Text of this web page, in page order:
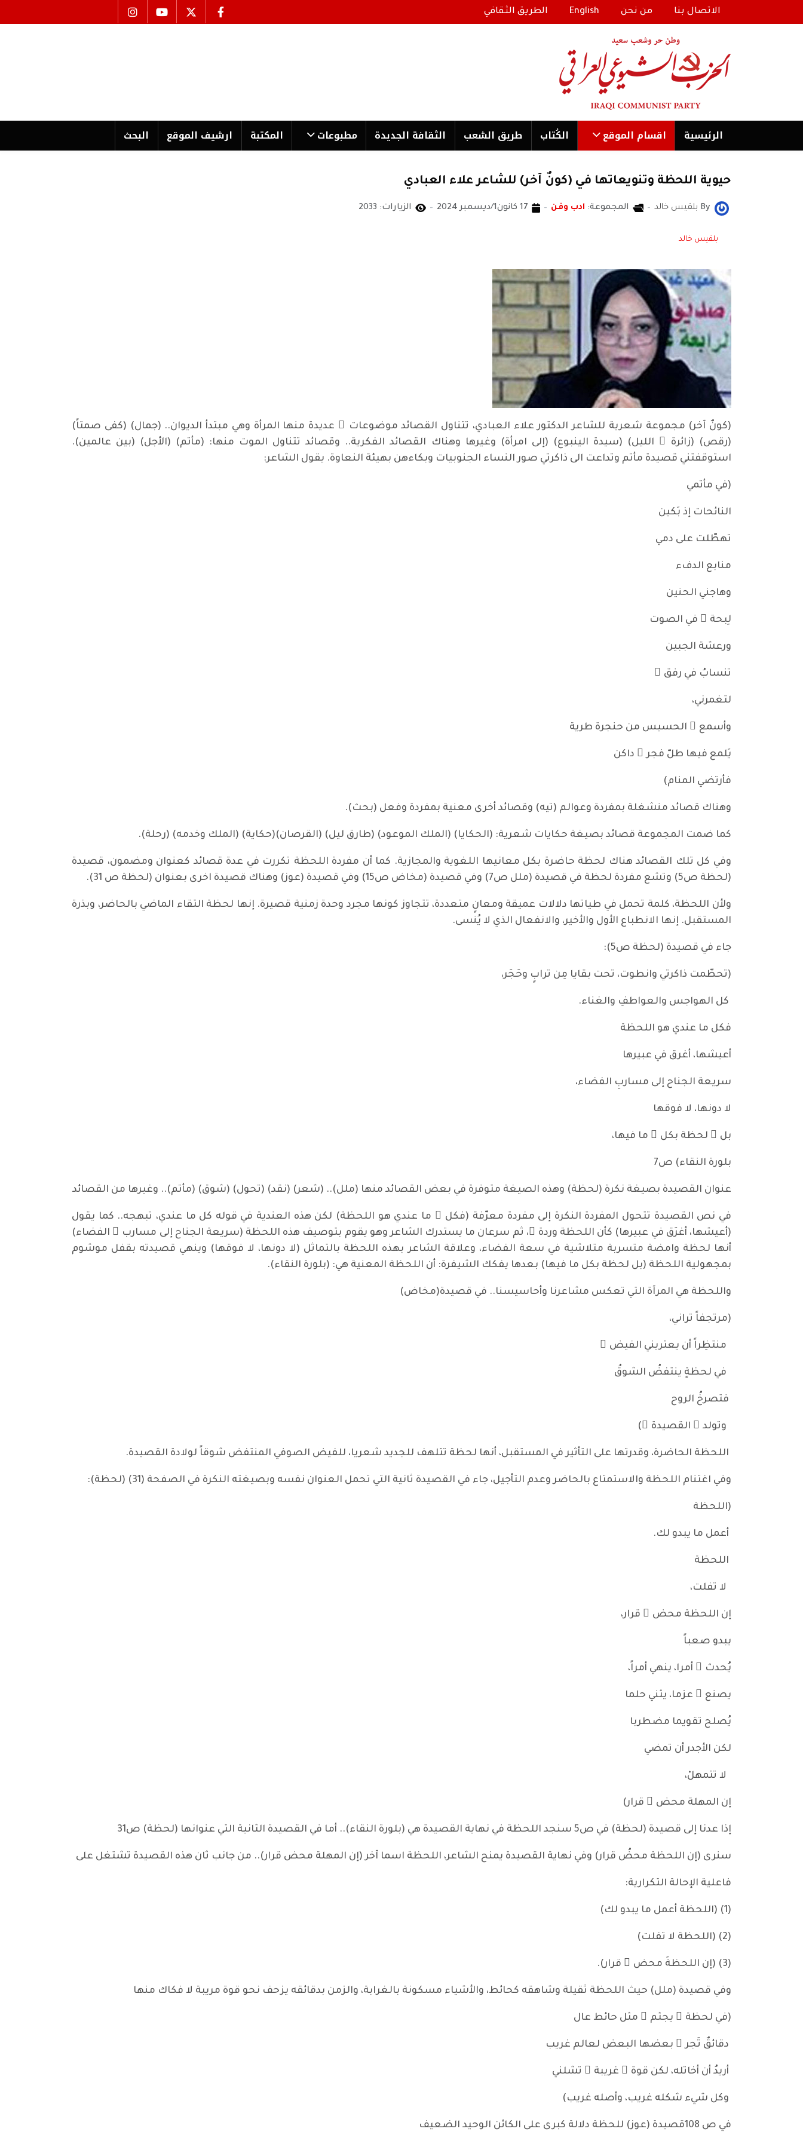
الاتصال بنا من نحن English الطريق الثقافي
الرئیسية اقسام الموقع الكُتاب طریق الشعب الثقافة الجدیدة مطبوعات المكتبة ارشیف الموقع البحث
حيوية اللحظة وتنويعاتها في (كونٌ آخر) للشاعر علاء العبادي
By بلقيس خالد المجموعة: ادب وفن 17 كانون1/ديسمبر 2024 الزيارات: 2033
بلقيس خالد
(كونٌ آخر) مجموعة شعرية للشاعر الدكتور علاء العبادي، تتناول القصائد موضوعات ٍ عديدة منها المرأة وهي مبتدأ الديوان.. (جمال) (كفى صمتاً)
(رقص) (زائرة ُ الليل) (سيدة الينبوع) (إلى امرأة) وغيرها وهناك القصائد الفكرية.. وقصائد تتناول الموت منها: (مأتم) (الأجل) (بين عالمين).
استوقفتني قصيدة مأتم وتداعت الى ذاكرتي صور النساء الجنوبيات وبكاءهن بهيئة النعاوة. يقول الشاعر:
(في مأتمي
النائحات إذ بَكين
تهطّلت على دمي
منابع الدفء
وهاجني الحنين
لِبحة ٍ في الصوت
ورعشة الجبين
تنسابُ في رفق ٍ
لتغمرني،
وأسمع ُ الحسيس من حنجرة طرية
يَلمع فيها طلّ فجر ٍ داكن
فأرتضي المنام)
وهناك قصائد منشغلة بمفردة وعوالم (تيه) وقصائد أخرى معنية بمفردة وفعل (بحث).
كما ضمت المجموعة قصائد بصيغة حكايات شعرية: (الحكايا) (الملك الموعود) (طارق ليل) (القرصان)(حكاية) (الملك وخدمه) (رحلة).
وفي كل تلك القصائد هناك لحظة حاضرة بكل معانيها اللغوية والمجازية. كما أن مفردة اللحظة تكررت في عدة قصائد كعنوان ومضمون، قصيدة
(لحظة ص5) وتشع مفردة لحظة في قصيدة (ملل ص7) وفي قصيدة (مخاض ص15) وفي قصيدة (عوز) وهناك قصيدة اخرى بعنوان (لحظة ص 31).
ولأن اللحظة، كلمة تحمل في طياتها دلالات عميقة ومعانٍ متعددة، تتجاوز كونها مجرد وحدة زمنية قصيرة. إنها لحظة التقاء الماضي بالحاضر، وبذرة
المستقبل. إنها الانطباع الأول والأخير، والانفعال الذي لا يُنسى.
جاء في قصيدة (لحظة ص5):
(تحطّمت ذاكرتي وانطوت، تحت بقايا مِن ترابٍ وحَجَر،
كل الهواجس والعواطفِ والغناء.
فكل ما عندي هو اللحظة
أعيشها، أغرق في عبيرها
سريعة الجناح إلى مساربِ الفضاء،
لا دونها، لا فوقها
بل ْ لحظة بكل ّ ما فيها،
بلورة النقاء) ص7
عنوان القصيدة بصيغة نكرة (لحظة) وهذه الصيغة متوفرة في بعض القصائد منها (ملل).. (شعر) (نقد) (تحول) (شوق) (مأتم).. وغيرها من القصائد
في نص القصيدة تتحول المفردة النكرة إلى مفردة معرّفة (فكل ّ ما عندي هو اللحظة) لكن هذه العندية في قوله كل ما عندي، تبهجه.. كما يقول
(أعيشها، أغرَق في عبيرها) كأن اللحظة وردة ٌ، ثم سرعان ما يستدرك الشاعر وهو يقوم بتوصيف هذه اللحظة (سريعة الجناح إلى مسارب ِ الفضاء)
أنها لحظة وامضة متسربة متلاشية في سعة الفضاء، وعلاقة الشاعر بهذه اللحظة بالتماثل (لا دونها، لا فوقها) وينهي قصيدته بقفل موشوم
بمجهولية اللحظة (بل لحظة بكل ما فيها) بعدها يفكك الشيفرة: أن اللحظة المعنية هي: (بلورة النقاء).
واللحظة هي المرآة التي تعكس مشاعرنا وأحاسيسنا.. في قصيدة(مخاض)
(مرتجفاً تراني،
منتظِراً أن يعتريني الفيض ُ
في لحظةٍ ينتفضُ الشوقُ
فتصرخُ الروح
وتولد ُ القصيدة ُ)
اللحظة الحاضرة، وقدرتها على التأثير في المستقبل، أنها لحظة تتلهف للجديد شعريا، للفيض الصوفي المنتفض شوقاً لولادة القصيدة.
وفي اغتنام اللحظة والاستمتاع بالحاضر وعدم التأجيل، جاء في القصيدة ثانية التي تحمل العنوان نفسه وبصيغته النكرة في الصفحة (31) (لحظة):
(اللحظة
أعمل ما يبدو لك.
اللحظة
لا تفلت،
إن اللحظة محض ُ قرار،
يبدو صعباً
يُحدث ُ أمرا، ينهي أمراً،
يصنع ُ عزما، يثني حلما
يُصلح تقويما مضطربا
لكن الأجدر أن تمضي
لا تتمهلْ،
إن المهلة محض ُ قرار)
إذا عدنا إلى قصيدة (لحظة) في ص5 سنجد اللحظة في نهاية القصيدة هي (بلورة النقاء).. أما في القصيدة الثانية التي عنوانها (لحظة) ص31
سنرى (إن اللحظة محضُ قرار) وفي نهاية القصيدة يمنح الشاعر، اللحظة اسما آخر (إن المهلة محض قرار).. من جانب ثان هذه القصيدة تشتغل على
فاعلية الإحالة التكرارية:
(1) (اللحظة أعمل ما يبدو لك)
(2) (اللحظة لا تفلت)
(3) (إن اللحظةَ محض ُ قرار).
وفي قصيدة (ملل) حيث اللحظة ثقيلة وشاهقه كحائط، والأشياء مسكونة بالغرابة، والزمن بدقائقه يزحف نحو قوة مريبة لا فكاك منها
(في لحظة ٍ يجثم ُ مثل حائط عال
دقائقٌ تَجر ُ بعضها البعض لعالم غريب
أريدُ أن أخاتله، لكن قوة ً غريبة ً تشلني
وكل شيء شكله غريب، وأصله غريب)
في ص 108قصيدة (عوز) للحظة دلالة كبرى على الكائن الوحيد الضعيف